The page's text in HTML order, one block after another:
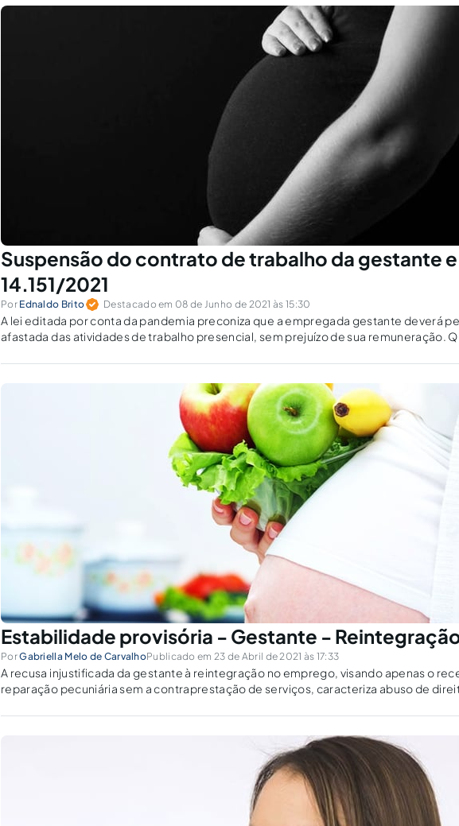
Suspensão do contrato de trabalho da gestante e
14.151/2021
Por Ednaldo Brito Destacado em 08 de Junho de 2021 às 15:30
A lei editada por conta da pandemia preconiza que a empregada gestante deverá
afastada das atividades de trabalho presencial, sem prejuízo de sua remuneração.
Estabilidade provisória - Gestante -
PorGabriella Melo de CarvalhoPublicado em 23 de Abril de 2021 às 17:33
A recusa injustificada da gestante à reintegração no emprego, visando apenas o
reparação pecuniária sem a contraprestação de serviços, caracteriza abuso de